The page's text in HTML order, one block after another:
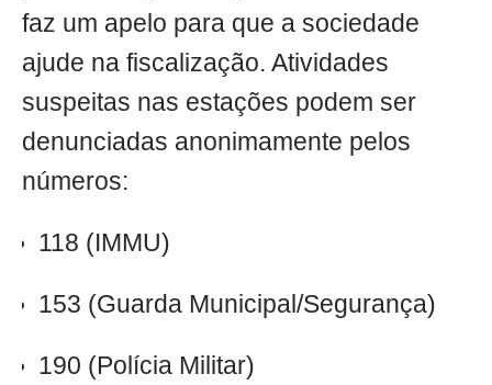
faz um apelo para que a sociedade
ajude na fiscalização. Atividades
suspeitas nas estações podem ser
denunciadas anonimamente pelos
números:
118 (IMMU)
153 (Guarda Municipal/Segurança)
190 (Polícia Militar)